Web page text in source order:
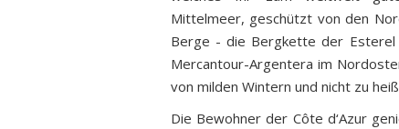
Mittelmeer, geschützt von den
Berge - die Bergkette der
Mercantour-Argentera im
von milden Wintern und nicht zu
Die Bewohner der Côte d‘Azur